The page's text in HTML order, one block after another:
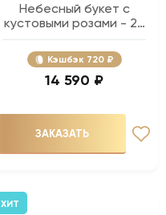
Небесный букет с
кустовыми розами - 25
шт.
Кэшбэк 720 ₽
14 590 ₽
ЗАКАЗАТЬ
ХИТ